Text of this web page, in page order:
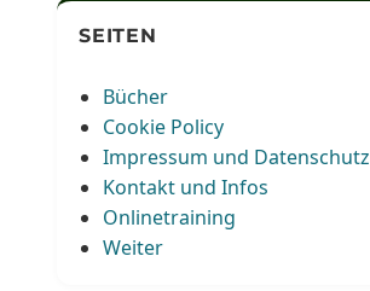
SEITEN
Bücher
Cookie Policy
Impressum und Datenschutz
Kontakt und Infos
Onlinetraining
Weiter